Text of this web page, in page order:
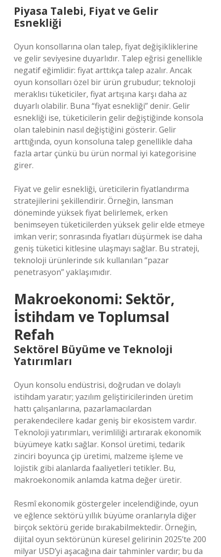
Piyasa Talebi, Fiyat ve Gelir
Esnekliği
Oyun konsollarına olan talep, fiyat değişikliklerine
ve gelir seviyesine duyarlıdır. Talep eğrisi genellikle
negatif eğimlidir: fiyat arttıkça talep azalır. Ancak
oyun konsolları özel bir ürün grubudur; teknoloji
meraklısı tüketiciler, fiyat artışına karşı daha az
duyarlı olabilir. Buna “fiyat esnekliği” denir. Gelir
esnekliği ise, tüketicilerin gelir değiştiğinde konsola
olan talebinin nasıl değiştiğini gösterir. Gelir
arttığında, oyun konsoluna talep genellikle daha
fazla artar çünkü bu ürün normal iyi kategorisine
girer.
Fiyat ve gelir esnekliği, üreticilerin fiyatlandırma
stratejilerini şekillendirir. Örneğin, lansman
döneminde yüksek fiyat belirlemek, erken
benimseyen tüketicilerden yüksek gelir elde etmeye
imkan verir; sonrasında fiyatları düşürmek ise daha
geniş tüketici kitlesine ulaşmayı sağlar. Bu strateji,
teknoloji ürünlerinde sık kullanılan “pazar
penetrasyon” yaklaşımıdır.
Makroekonomi: Sektör,
İstihdam ve Toplumsal
Refah
Sektörel Büyüme ve Teknoloji
Yatırımları
Oyun konsolu endüstrisi, doğrudan ve dolaylı
istihdam yaratır; yazılım geliştiricilerinden üretim
hattı çalışanlarına, pazarlamacılardan
perakendecilere kadar geniş bir ekosistem vardır.
Teknoloji yatırımları, verimliliği artırarak ekonomik
büyümeye katkı sağlar. Konsol üretimi, tedarik
zinciri boyunca çip üretimi, malzeme işleme ve
lojistik gibi alanlarda faaliyetleri tetikler. Bu,
makroekonomik anlamda katma değer üretir.
Resmî ekonomik göstergeler incelendiğinde, oyun
ve eğlence sektörü yıllık büyüme oranlarıyla diğer
birçok sektörü geride bırakabilmektedir. Örneğin,
dijital oyun sektörünün küresel gelirinin 2025’te 200
milyar USD’yi aşacağına dair tahminler vardır; bu da